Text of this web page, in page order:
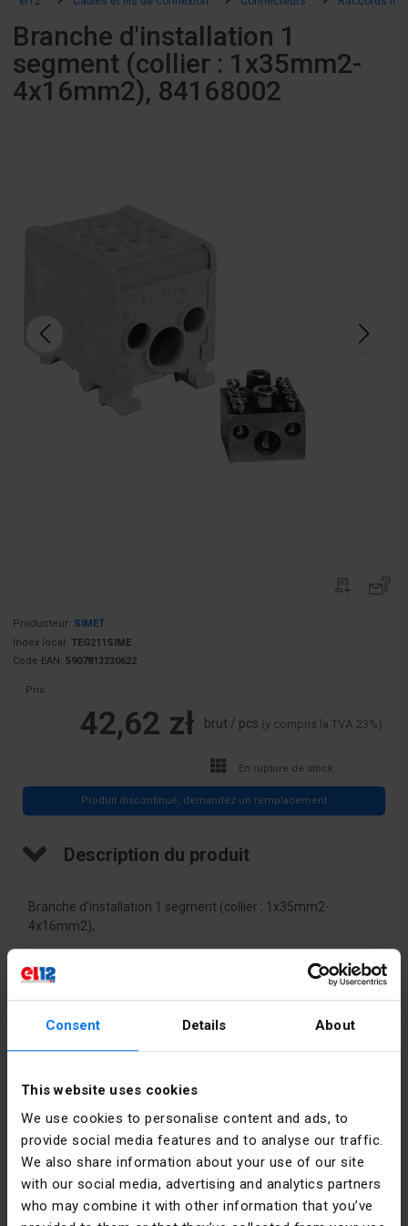
Consent Details About
This website uses cookies
We use cookies to personalise content and ads, to
provide social media features and to analyse our traffic.
We also share information about your use of our site
with our social media, advertising and analytics partners
who may combine it with other information that you’ve
Branche d'installation 1
segment (collier : 1x35mm2-
4x16mm2), 84168002
Producteur: SIMET
Index local: TEG211SIME
Code EAN: 5907813230622
Prix:
42,62 zł brut / pcs.(y compris la TVA 23%)
En rupture de stock
Produit discontinué, demandez un remplacement
Description du produit
Branche d'installation 1 segment (collier : 1x35mm2-
4x16mm2),
Couleur
nominal [A]
Couleur
Gris
27.33.13.0
Détails du fabricant